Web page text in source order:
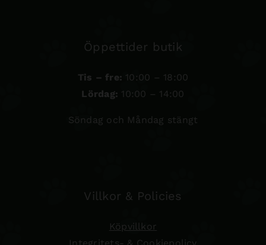
Öppettider butik
Tis – fre: 10:00 – 18:00
Lördag: 10:00 – 14:00
Söndag och Måndag stängt
Villkor & Policies
Köpvillkor